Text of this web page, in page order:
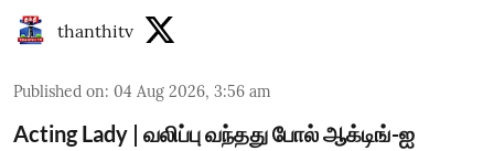
thanthitv
Published on: 04 Aug 2026, 3:56 am
Acting Lady | வலிப்பு வந்தது போல் ஆக்டிங்-ஐ